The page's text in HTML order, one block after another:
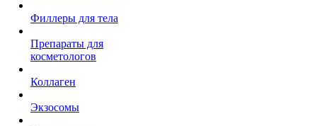
Филлеры для тела
Препараты для
косметологов
Коллаген
Экзосомы